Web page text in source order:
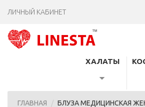
ЛИЧНЫЙ КАБИНЕТ
ХАЛАТЫ
ГЛАВНАЯ БЛУЗА МЕДИЦИНСКАЯ